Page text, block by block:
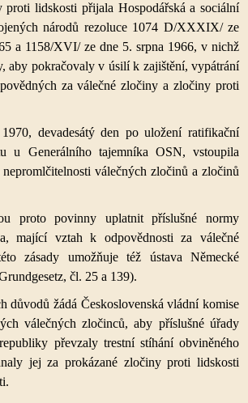
lidskosti přijala Hospodářská a sociální
národů rezoluce 1074 D/XXXIX/ ze
a 1158/XVI/ ze dne 5. srpna 1966, v nichž
aby pokračovaly v úsilí k zajištění, vypátrání
za válečné zločiny a zločiny proti
devadesátý den po uložení ratifikační
u Generálního tajemníka OSN, vstoupila
válečných zločinů a zločinů
proto povinny uplatnit příslušné normy
mající vztah k odpovědnosti za válečné
zásady umožňuje též ústava Německé
čl. 25 a 139).
důvodů žádá Československá vládní komise
válečných zločinců, aby příslušné úřady
převzaly trestní stíhání obviněného
jej za prokázané zločiny proti lidskosti